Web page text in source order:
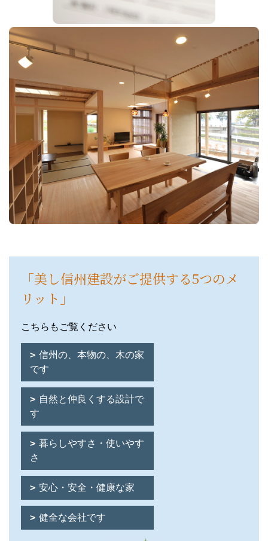
「美し信州建設がご提供する5つのメ
リット」
こちらもご覧ください
信州の、本物の、木の家
です
自然と仲良くする設計で
す
暮らしやすさ・使いやす
さ
安心・安全・健康な家
健全な会社です